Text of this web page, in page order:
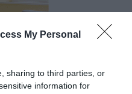
My Personal
sharing to third parties, or
information for